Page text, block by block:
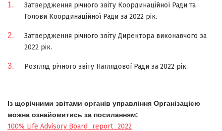
Затвердження річного звіту Координаційної Ради та
Голови Координаційної Ради за 2022 рік.
Затвердження річного звіту Директора виконавчого за
2022 рік.
Розгляд річного звіту Наглядової Ради за 2022 рік.
Із щорічними звітами органів управління Організацією
можна ознайомитись за посиланням:
100% Life Advisory Board_report_2022